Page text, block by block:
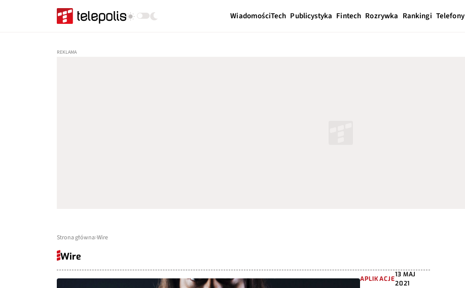
WiadomościTech Publicystyka Fintech Rozrywka Rankingi Telefony
Strona główna Wire
Wire
APLIKACJE
13 MAJ
2021